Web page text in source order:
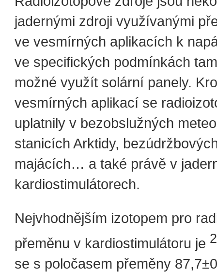
jadernými zdroji využívanými
ve vesmírných aplikacích k
ve specifických podmínkách
možné využít solární panely.
vesmírných aplikací se
uplatnily v bezobslužných
stanicích Arktidy,
majácích… a také právě v
kardiostimulátorech.
Nejvhodnějším izotopem pro
přeměnu v kardiostimulátoru je
se s poločasem přeměny